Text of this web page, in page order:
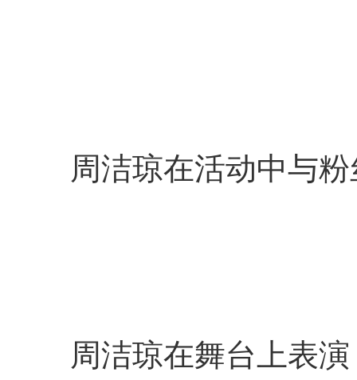
周洁琼在活动中与
周洁琼在舞台上表